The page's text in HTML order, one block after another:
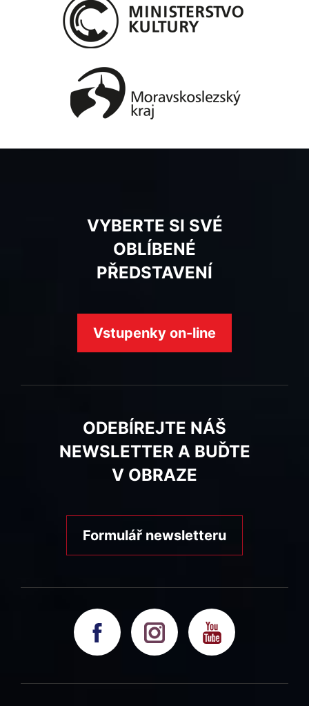
VYBERTE SI SVÉ
OBLÍBENÉ
PŘEDSTAVENÍ
Vstupenky on-line
ODEBÍREJTE NÁŠ
NEWSLETTER A BUĎTE
V OBRAZE
Formulář newsletteru